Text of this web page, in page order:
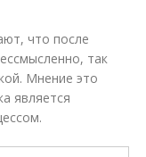
что после
так
Мнение это
является